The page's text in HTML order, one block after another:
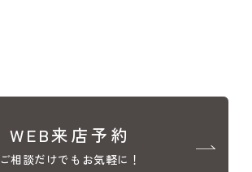
WEB来店予約
ご相談だけでもお気軽に！